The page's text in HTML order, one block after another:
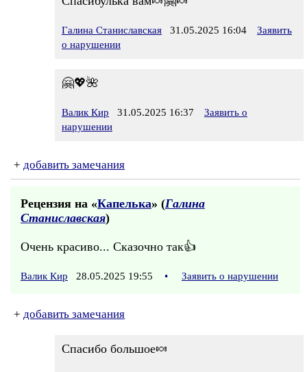
Галина Станиславская 31.05.2025 16:04
Заявить
о нарушении
🤗💖🌺
Валик Кир 31.05.2025 16:37
Заявить о
нарушении
+ добавить замечания
Рецензия на «Капелька» (Галина
Станиславская)
Очень красиво... Сказочно так👍
Валик Кир 28.05.2025 19:55 • Заявить о нарушении
+ добавить замечания
Спасибо большое🍬